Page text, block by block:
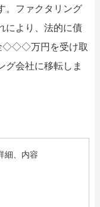
。ファクタリング
により、法的に債
◇◇◇万円を受け取
グ会社に移転しま
細、内容